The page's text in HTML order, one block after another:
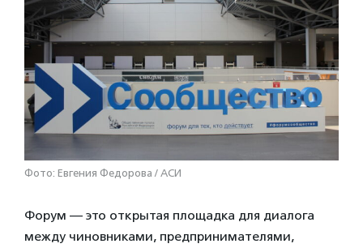
Фото: Евгения Федорова / АСИ
Форум — это открытая площадка для диалога
между чиновниками, предпринимателями,